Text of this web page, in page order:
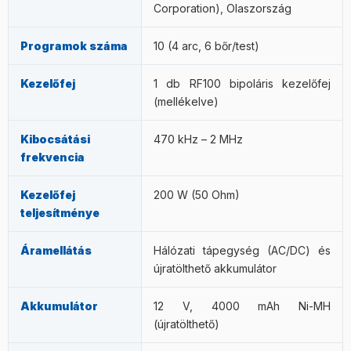
Corporation), Olaszország
Programok száma 10 (4 arc, 6 bőr/test)
Kezelőfej
1 db RF100 bipoláris kezelőfej
(mellékelve)
Kibocsátási
frekvencia
470 kHz – 2 MHz
Kezelőfej
teljesítménye
200 W (50 Ohm)
Áramellátás
Hálózati tápegység (AC/DC) és
újratölthető akkumulátor
Akkumulátor
12 V, 4000 mAh Ni-MH
(újratölthető)